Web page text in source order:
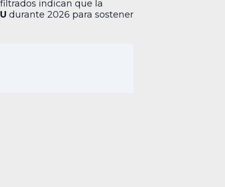
indican que la
durante 2026 para sostener